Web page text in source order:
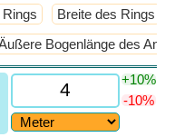
Breite des Rings
Bogenlänge des
+10%
-10%